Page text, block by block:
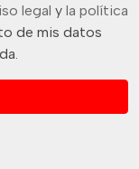
legal y la política
de mis datos